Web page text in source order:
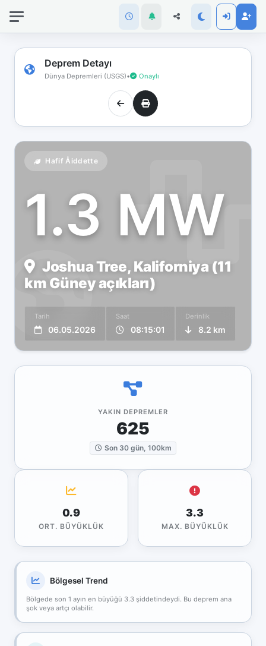
Deprem Detayı
Dünya Depremleri (USGS)• Onaylı
Hafif Åiddette
1.3 MW
Joshua Tree, Kaliforniya (11
km Güney açıkları)
Tarih
06.05.2026
Saat
08:15:01
Derinlik
8.2 km
YAKIN DEPREMLER
625
Son 30 gün, 100km
0.9
ORT. BÜYÜKLÜK
3.3
MAX. BÜYÜKLÜK
Bölgesel Trend
Bölgede son 1 ayın en büyüğü 3.3 şiddetindeydi. Bu deprem ana
şok veya artçı olabilir.
bağlantınız
koptu!
Çevrimdışı
moddasınız.